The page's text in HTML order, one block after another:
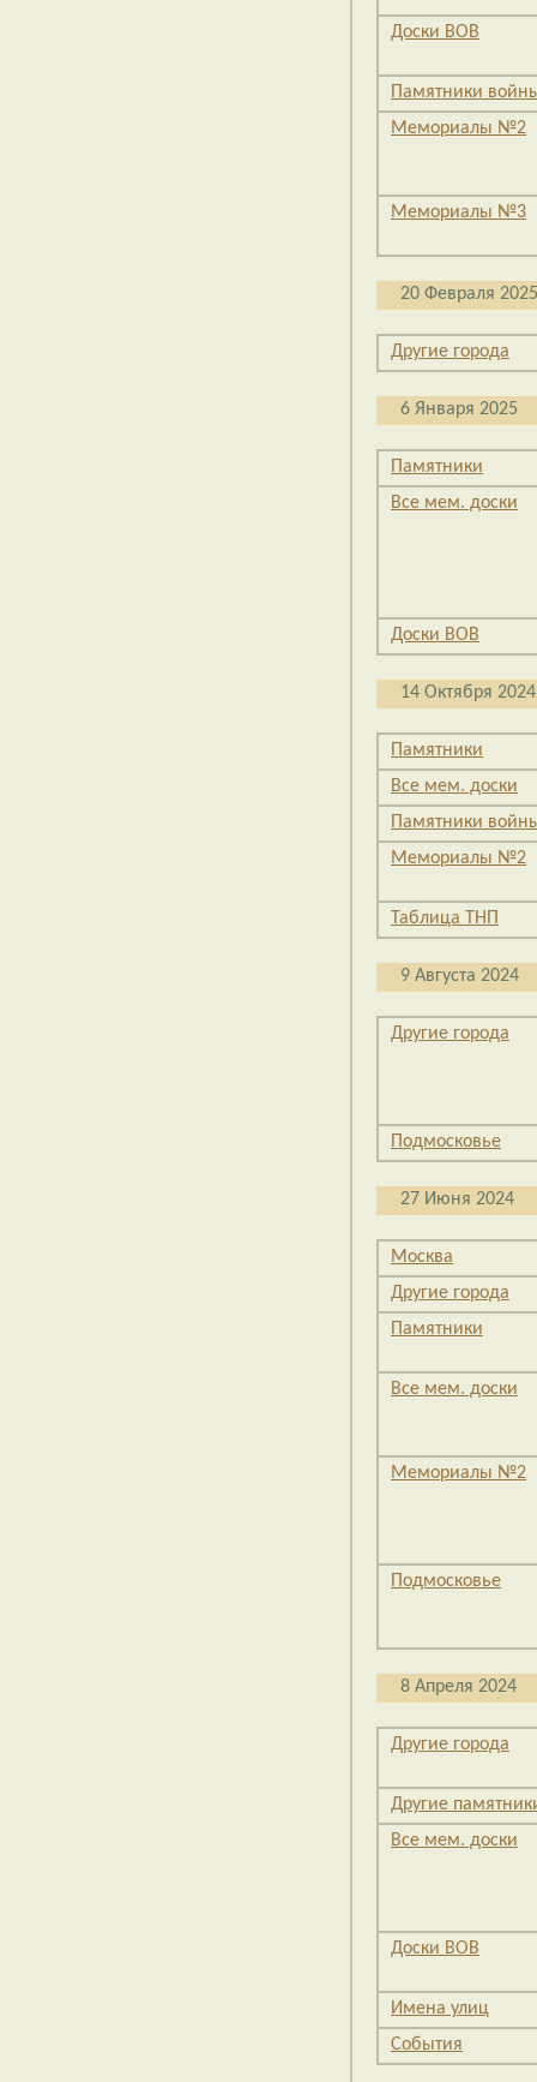
Доски ВОВ
Памятники
Мемориалы №2
Мемориалы №3
20 Февраля 2025
Другие города
6 Января 2025
Памятники
Все мем. доски
Доски ВОВ
14 Октября 2024
Памятники
Все мем. доски
Памятники
Мемориалы №2
Таблица ТНП
9 Августа 2024
Другие города
Подмосковье
27 Июня 2024
Москва
Другие города
Памятники
Все мем. доски
Мемориалы №2
Подмосковье
8 Апреля 2024
Другие города
Другие
Все мем. доски
Доски ВОВ
Имена улиц
События